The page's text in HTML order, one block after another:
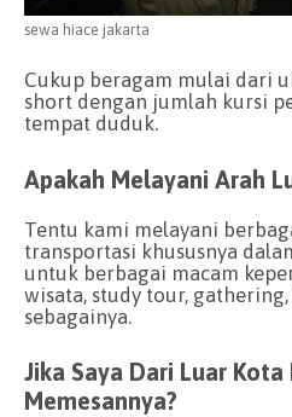
sewa hiace jakarta
Cukup beragam mulai dari
short dengan jumlah kursi
tempat duduk.
Apakah Melayani Arah
Tentu kami melayani
transportasi khususnya
untuk berbagai macam
wisata, study tour,
sebagainya.
Jika Saya Dari Luar
Memesannya?